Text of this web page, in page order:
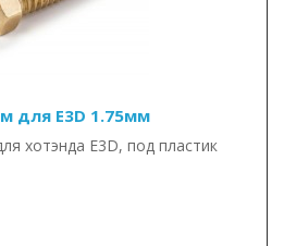
для E3D 1.75мм
хотэнда E3D, под пластик